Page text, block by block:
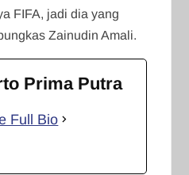
FIFA, jadi dia yang
Zainudin Amali.
Prima Putra
Full Bio